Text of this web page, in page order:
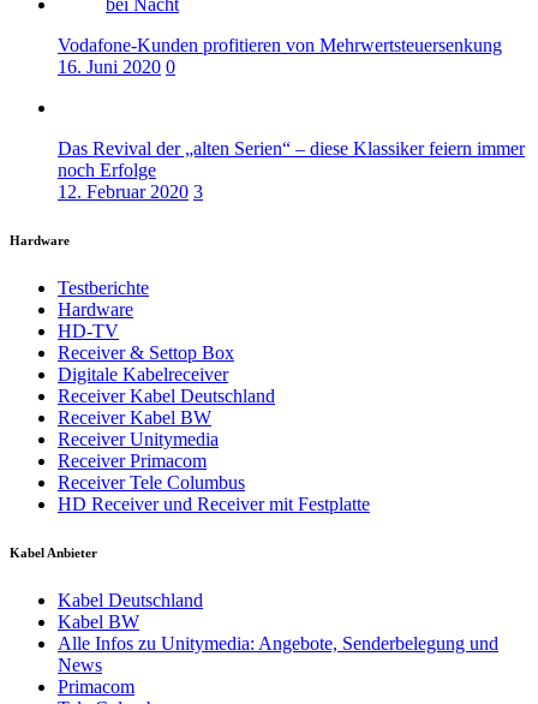
Vodafone-Kunden profitieren von Mehrwertsteuersenkung
16. Juni 2020 0
Das Revival der „alten Serien“ – diese Klassiker feiern immer
noch Erfolge
12. Februar 2020 3
Hardware
Testberichte
Hardware
HD-TV
Receiver & Settop Box
Digitale Kabelreceiver
Receiver Kabel Deutschland
Receiver Kabel BW
Receiver Unitymedia
Receiver Primacom
Receiver Tele Columbus
HD Receiver und Receiver mit Festplatte
Kabel Anbieter
Kabel Deutschland
Kabel BW
Alle Infos zu Unitymedia: Angebote, Senderbelegung und
News
Primacom